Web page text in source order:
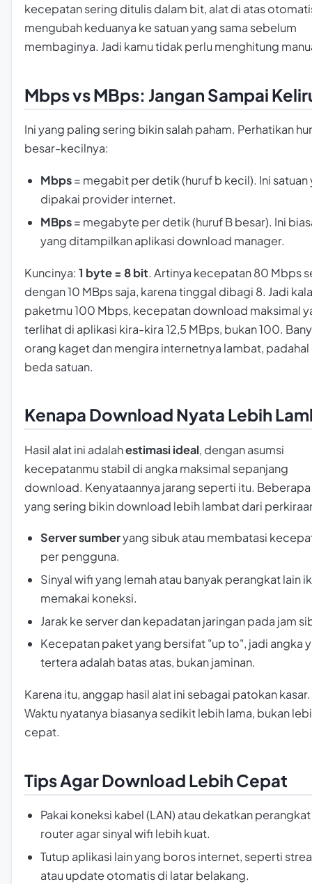
kecepatan sering ditulis dalam bit, alat di atas
mengubah keduanya ke satuan yang sama sebelum
membaginya. Jadi kamu tidak perlu menghitung
Mbps vs MBps: Jangan Sampai
Ini yang paling sering bikin salah paham. Perhatikan
besar-kecilnya:
Mbps= megabit per detik(huruf b kecil). Ini satuan
dipakai provider internet.
MBps= megabyte per detik(huruf B besar). Ini
yang ditampilkan aplikasi download manager.
Kuncinya: 1 byte = 8 bit. Artinya kecepatan 80 Mbps
dengan 10 MBps saja, karena tinggal dibagi 8. Jadi
paketmu 100 Mbps, kecepatan download maksimal
terlihat di aplikasi kira-kira 12,5 MBps, bukan 100.
orang kaget dan mengira internetnya lambat, padahal
beda satuan.
Kenapa Download Nyata Lebih
Hasil alat ini adalahestimasi ideal, dengan asumsi
kecepatanmu stabil di angka maksimal sepanjang
download. Kenyataannya jarang seperti itu. Beberapa
yang sering bikin download lebih lambat dari
Server sumberyang sibuk atau membatasi
per pengguna.
Sinyalwifiyang lemah atau banyak perangkat lain
memakai koneksi.
Jarak ke server dan kepadatan jaringan pada jam
Kecepatan paket yang bersifat "up to", jadi angka
tertera adalah batas atas, bukan jaminan.
Karena itu, anggap hasil alat ini sebagai patokan kasar.
Waktu nyatanya biasanya sedikit lebih lama, bukan
cepat.
Tips Agar Download Lebih Cepat
Pakai koneksi kabel (LAN) atau dekatkan
router agar sinyalwifi lebih kuat.
Tutup aplikasi lain yang boros internet, seperti
atau update otomatis di latar belakang.